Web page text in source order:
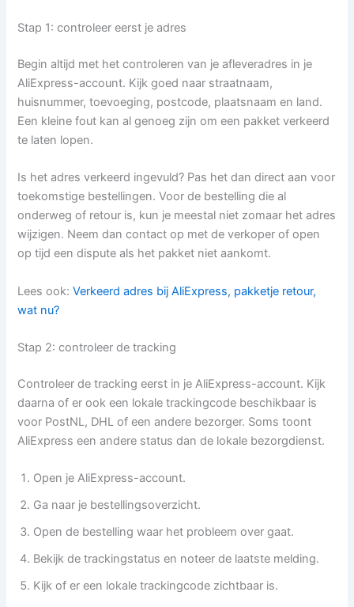
Stap 1: controleer eerst je adres
Begin altijd met het controleren van je afleveradres in je
AliExpress-account. Kijk goed naar straatnaam,
huisnummer, toevoeging, postcode, plaatsnaam en land.
Een kleine fout kan al genoeg zijn om een pakket verkeerd
te laten lopen.
Is het adres verkeerd ingevuld? Pas het dan direct aan voor
toekomstige bestellingen. Voor de bestelling die al
onderweg of retour is, kun je meestal niet zomaar het adres
wijzigen. Neem dan contact op met de verkoper of open
op tijd een dispute als het pakket niet aankomt.
Lees ook:Verkeerd adres bij AliExpress, pakketje retour,
wat nu?
Stap 2: controleer de tracking
Controleer de tracking eerst in je AliExpress-account. Kijk
daarna of er ook een lokale trackingcode beschikbaar is
voor PostNL, DHL of een andere bezorger. Soms toont
AliExpress een andere status dan de lokale bezorgdienst.
Open je AliExpress-account.
Ga naar je bestellingsoverzicht.
Open de bestelling waar het probleem over gaat.
Bekijk de trackingstatus en noteer de laatste melding.
Kijk of er een lokale trackingcode zichtbaar is.